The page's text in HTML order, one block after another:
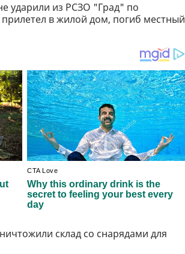
ударили из РСЗО "Град" по
в жилой дом, погиб местный
склад со снарядами для